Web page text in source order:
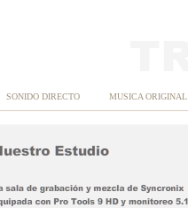
SONIDO DIRECTO MUSICA ORIGINAL